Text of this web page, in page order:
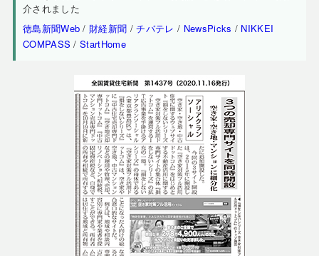
介されました
徳島新聞Web / 財経新聞 /チバテレ / NewsPicks / NIKKEI
COMPASS /StartHome